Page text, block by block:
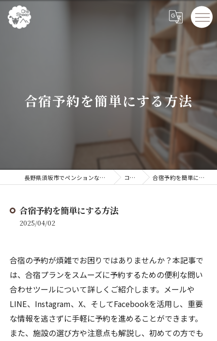
合宿予約を簡単にする方法
長野県須坂市でペンションならChillSheep コラム 合宿予約を簡単にする方法
合宿予約を簡単にする方法
2025/04/02
合宿の予約が煩雑でお困りではありませんか？本記事で
は、合宿プランをスムーズに予約するための便利な問い
合わせツールについて詳しくご紹介します。メールや
LINE、Instagram、X、そしてFacebookを活用し、重要
な情報を逃さずに手軽に予約を進めることができます。
また、施設の選び方や注意点も解説し、初めての方でも